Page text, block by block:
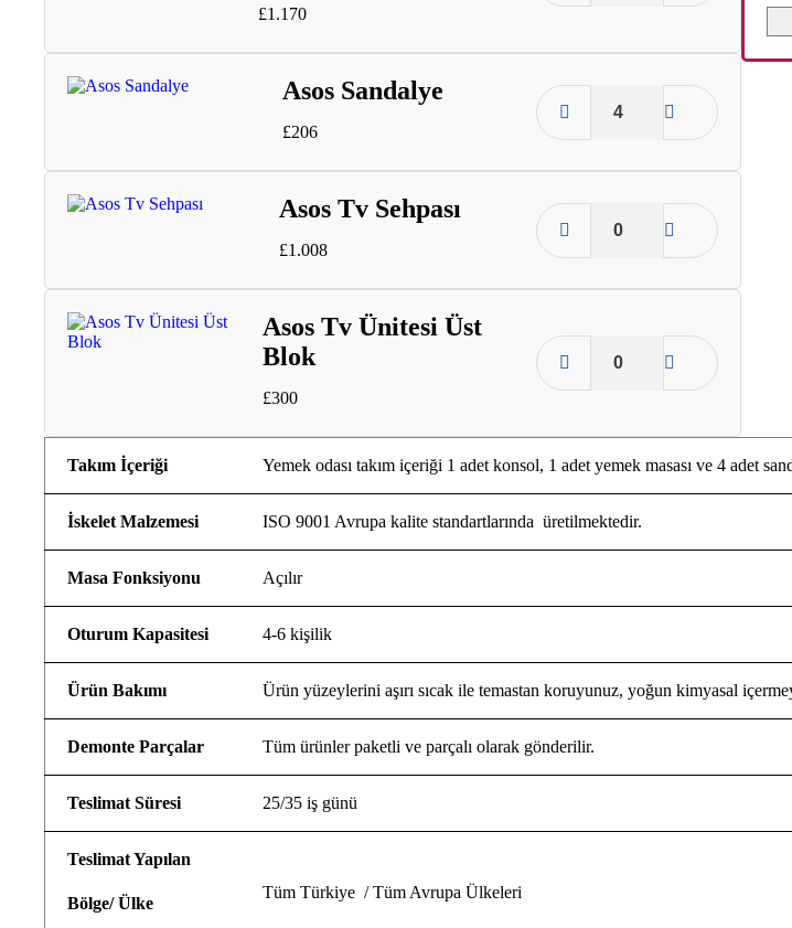
£1.170
Asos Sandalye
£206
Asos Tv Sehpası
£1.008
Asos Tv Ünitesi Üst
Blok
£300
Takım İçeriği Yemek odası takım içeriği 1 adet konsol, 1 adet yemek masası ve 4 adet
İskelet Malzemesi ISO 9001 Avrupa kalite standartlarında üretilmektedir.
Masa Fonksiyonu Açılır
Oturum Kapasitesi 4-6 kişilik
Ürün Bakımı Ürün yüzeylerini aşırı sıcak ile temastan koruyunuz, yoğun kimyasal
Demonte Parçalar Tüm ürünler paketli ve parçalı olarak gönderilir.
Teslimat Süresi 25/35 iş günü
Teslimat Yapılan
Bölge/ Ülke
Tüm Türkiye / Tüm Avrupa Ülkeleri